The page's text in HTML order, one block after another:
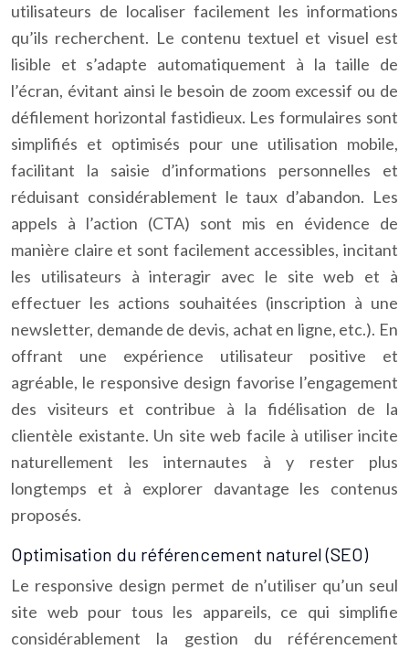
utilisateurs de localiser facilement les informations
qu’ils recherchent. Le contenu textuel et visuel est
lisible et s’adapte automatiquement à la taille de
l’écran, évitant ainsi le besoin de zoom excessif ou de
défilement horizontal fastidieux. Les formulaires sont
simplifiés et optimisés pour une utilisation mobile,
facilitant la saisie d’informations personnelles et
réduisant considérablement le taux d’abandon. Les
appels à l’action (CTA) sont mis en évidence de
manière claire et sont facilement accessibles, incitant
les utilisateurs à interagir avec le site web et à
effectuer les actions souhaitées (inscription à une
newsletter, demande de devis, achat en ligne, etc.). En
offrant une expérience utilisateur positive et
agréable, le responsive design favorise l’engagement
des visiteurs et contribue à la fidélisation de la
clientèle existante. Un site web facile à utiliser incite
naturellement les internautes à y rester plus
longtemps et à explorer davantage les contenus
proposés.
Optimisation du référencement naturel (SEO)
Le responsive design permet de n’utiliser qu’un seul
site web pour tous les appareils, ce qui simplifie
considérablement la gestion du référencement